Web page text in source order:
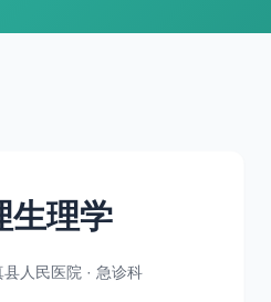
生理学
县人民医院 · 急诊科